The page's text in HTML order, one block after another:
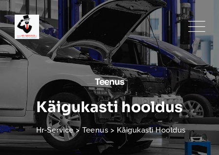
Teenus
Käigukasti hooldus
Hr-Service>Teenus > Käigukasti Hooldus